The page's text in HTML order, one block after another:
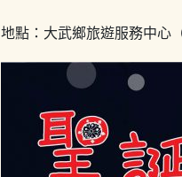
地點：大武鄉旅遊服務中心